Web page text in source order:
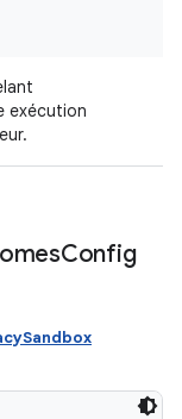
exécution
Config